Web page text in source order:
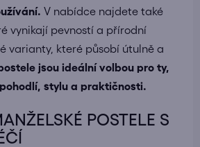
V nabídce najdete také
vynikají pevností a přírodní
varianty, které působí útulně a
jsou ideální volbou pro ty,
stylu a praktičnosti.
POSTELE S